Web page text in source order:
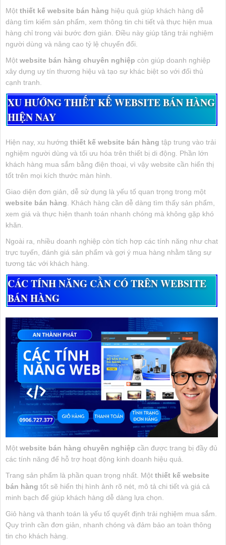
Một thiết kế website bán hàng hiệu quả giúp khách hàng dễ
dàng tìm kiếm sản phẩm, xem thông tin chi tiết và thực hiện mua
hàng chỉ trong vài bước đơn giản. Điều này giúp tăng trải nghiệm
người dùng và nâng cao tỷ lệ chuyển đổi.
Một website bán hàng chuyên nghiệp còn giúp doanh nghiệp
xây dựng uy tín thương hiệu và tạo sự khác biệt so với đối thủ
cạnh tranh.
XU HƯỚNG THIẾT KẾ WEBSITE BÁN HÀNG
HIỆN NAY
Hiện nay, xu hướng thiết kế website bán hàng tập trung vào trải
nghiệm người dùng và tối ưu hóa trên thiết bị di động. Phần lớn
khách hàng mua sắm bằng điện thoại, vì vậy website cần hiển thị
tốt trên mọi kích thước màn hình.
Giao diện đơn giản, dễ sử dụng là yếu tố quan trọng trong một
website bán hàng . Khách hàng cần dễ dàng tìm thấy sản phẩm,
xem giá và thực hiện thanh toán nhanh chóng mà không gặp khó
khăn.
Ngoài ra, nhiều doanh nghiệp còn tích hợp các tính năng như chat
trực tuyến, đánh giá sản phẩm và gợi ý mua hàng nhằm tăng sự
tương tác với khách hàng.
CÁC TÍNH NĂNG CẦN CÓ TRÊN WEBSITE
BÁN HÀNG
Một website bán hàng chuyên nghiệp cần được trang bị đầy đủ
các tính năng để hỗ trợ hoạt động kinh doanh hiệu quả.
Trang sản phẩm là phần quan trọng nhất. Một thiết kế website
bán hàng tốt sẽ hiển thị hình ảnh rõ nét, mô tả chi tiết và giá cả
minh bạch để giúp khách hàng dễ dàng lựa chọn.
Giỏ hàng và thanh toán là yếu tố quyết định trải nghiệm mua sắm.
Quy trình cần đơn giản, nhanh chóng và đảm bảo an toàn thông
tin cho khách hàng.